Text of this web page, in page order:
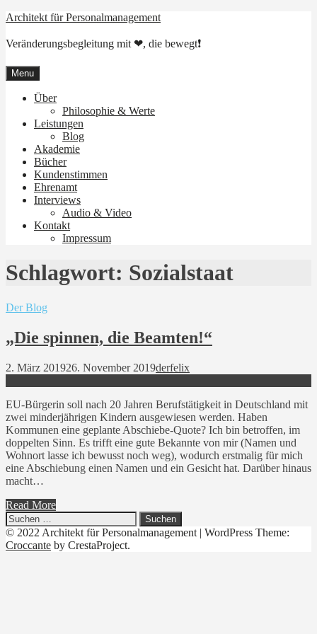
Skip
content
Architekt für Personalmanagement
Veränderungsbegleitung mit ❤, die bewegt❗
Menu
Über
Philosophie & Werte
Leistungen
Blog
Akademie
Bücher
Kundenstimmen
Ehrenamt
Interviews
Audio & Video
Kontakt
Impressum
Schlagwort: Sozialstaat
Der Blog
„Die spinnen, die Beamten!“
2. März 201926. November 2019derfelix
EU-Bürgerin soll nach 20 Jahren Berufstätigkeit in Deutschland mit
zwei minderjährigen Kindern ausgewiesen werden. Haben
Kommunen eine geplante Abschiebe-Quote? Ich bin betroffen, im
doppelten Sinn. Es trifft eine gute Bekannte von mir (Namen und
Wohnort lasse ich bewusst noch weg), wodurch erstmalig für mich
eine Abschiebung einen Namen und ein Gesicht hat. Darüber hinaus
macht…
Read More
Suchen
nach:
© 2022 Architekt für Personalmanagement | WordPress Theme:
Croccante by CrestaProject.